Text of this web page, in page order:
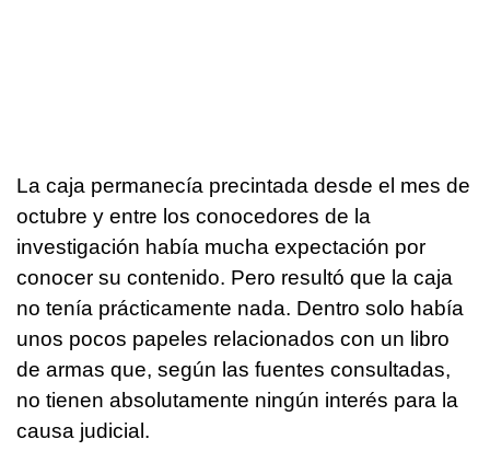
La caja permanecía precintada desde el mes de
octubre y entre los conocedores de la
investigación había mucha expectación por
conocer su contenido. Pero resultó que la caja
no tenía prácticamente nada. Dentro solo había
unos pocos papeles relacionados con un libro
de armas que, según las fuentes consultadas,
no tienen absolutamente ningún interés para la
causa judicial.